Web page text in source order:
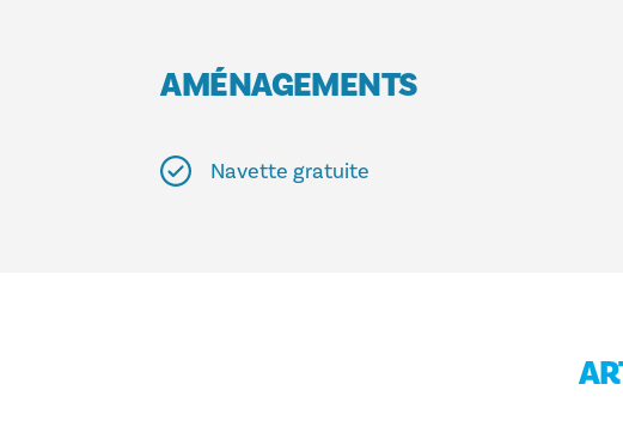
AMÉNAGEMENTS
Navette gratuite